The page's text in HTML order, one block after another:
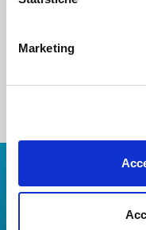
Marketing
La Guida dei